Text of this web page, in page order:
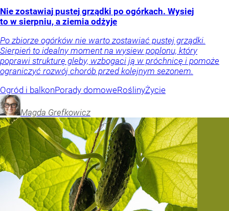
Nie zostawiaj pustej grządki po ogórkach. Wysiej
to w sierpniu, a ziemia odżyje
Po zbiorze ogórków nie warto zostawiać pustej grządki.
Sierpień to idealny moment na wysiew poplonu, który
poprawi strukturę gleby, wzbogaci ją w próchnicę i pomoże
ograniczyć rozwój chorób przed kolejnym sezonem.
Ogród i balkonPorady domoweRoślinyŻycie
Magda Grefkowicz